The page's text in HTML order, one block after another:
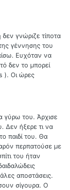
γνώριζε τίποτα
γέννησης του
πίσω. Ευχόταν να
δεν το μπορεί
). Οι ώρες
γύρω του. Άρχισε
Δεν ήξερε τι να
παιδί του. Θα
περπατούσε με
του ήταν
αποστάσεις.
σίγουρα. Ο